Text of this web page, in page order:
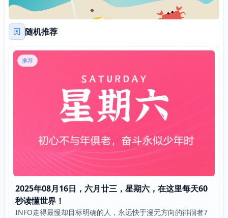
随机推荐
推荐
2025年08月16日，六月廿三，星期六，在这里每天60
秒读懂世界！
INFO走得最慢却目标明确的人，永远快于漫无方向的徘徊者7